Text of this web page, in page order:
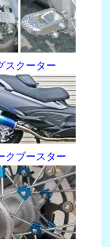
スクーター
クブースター